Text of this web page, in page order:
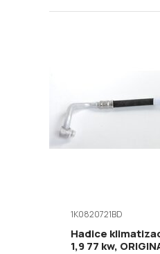
1K0820721BD
Hadice
1,9 77 kw,